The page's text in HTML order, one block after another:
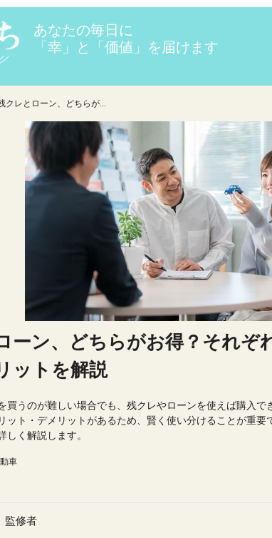
クレとローン、どちらが...
ーン、どちらがお得？それぞ
ットを解説
買うのが難しい場合でも、残クレやローンを使えば購入で
ット・デメリットがあるため、賢く使い分けることが重要
しく解説します。
車
監修者